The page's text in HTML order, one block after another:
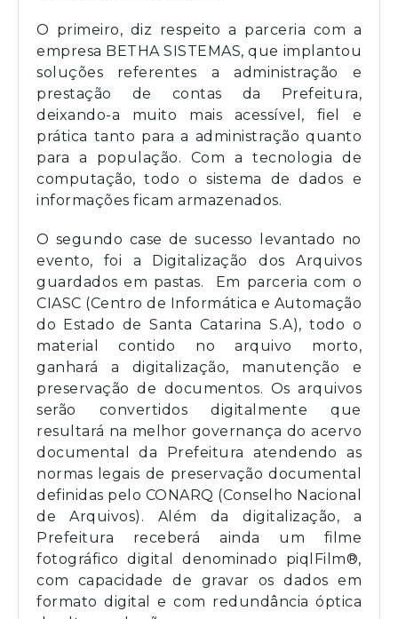
O primeiro, diz respeito a parceria com a
empresa BETHA SISTEMAS, que implantou
soluções referentes a administração e
prestação de contas da Prefeitura,
deixando-a muito mais acessível, fiel e
prática tanto para a administração quanto
para a população. Com a tecnologia de
computação, todo o sistema de dados e
informações ficam armazenados.
O segundo case de sucesso levantado no
evento, foi a Digitalização dos Arquivos
guardados em pastas. Em parceria com o
CIASC (Centro de Informática e Automação
do Estado de Santa Catarina S.A), todo o
material contido no arquivo morto,
ganhará a digitalização, manutenção e
preservação de documentos. Os arquivos
serão convertidos digitalmente que
resultará na melhor governança do acervo
documental da Prefeitura atendendo as
normas legais de preservação documental
definidas pelo CONARQ (Conselho Nacional
de Arquivos). Além da digitalização, a
Prefeitura receberá ainda um filme
fotográfico digital denominado piqlFilm®,
com capacidade de gravar os dados em
formato digital e com redundância óptica